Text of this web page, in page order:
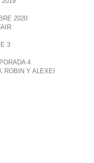
2020
3
4
ROBIN Y ALEXEI